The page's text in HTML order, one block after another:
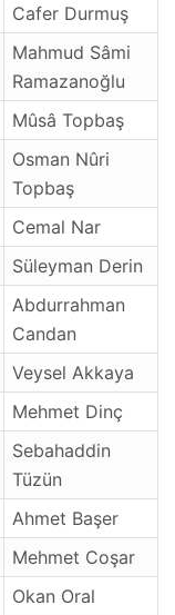
Cafer Durmuş
Mahmud Sâmi
Ramazanoğlu
Mûsâ Topbaş
Osman Nûri
Topbaş
Cemal Nar
Süleyman Derin
Abdurrahman
Candan
Veysel Akkaya
Mehmet Dinç
Sebahaddin
Tüzün
Ahmet Başer
Mehmet Coşar
Okan Oral